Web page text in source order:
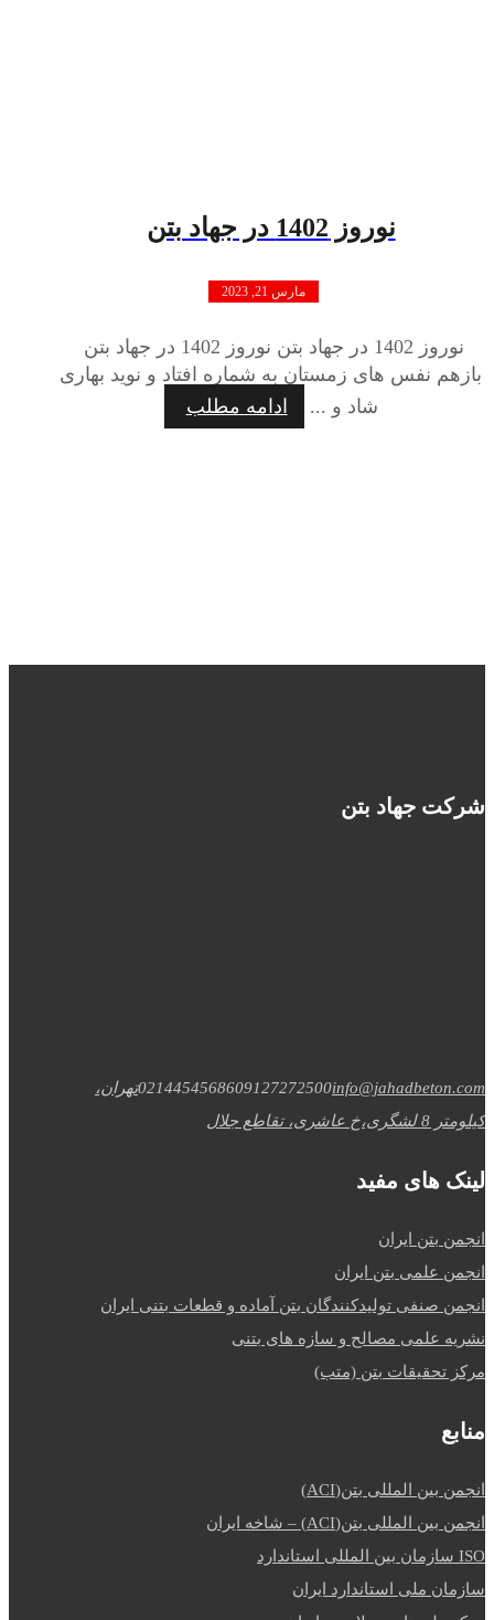
نوروز 1402 در جهاد بتن
مارس 21, 2023
نوروز 1402 در جهاد بتن نوروز 1402 در جهاد بتن
بازهم نفس های زمستان به شماره افتاد و نوید بهاری
شاد و ...
ادامه مطلب
شرکت جهاد بتن
0214454568609127272500info@jahadbeton.com
تهران،
کیلومتر 8 لشگری،خ عاشری، تقاطع جلال
لینک های مفید
انجمن بتن ایران
انجمن علمی بتن ایران
انجمن صنفی تولیدکنندگان بتن آماده و قطعات بتنی ایران
نشریه علمی مصالح و سازه های بتنی
مرکز تحقیقات بتن (متب)
منابع
انجمن بین المللی بتن(ACI)
انجمن بین المللی بتن(ACI) – شاخه ایران
ISO سازمان بین المللی استاندارد
سازمان ملی استاندارد ایران